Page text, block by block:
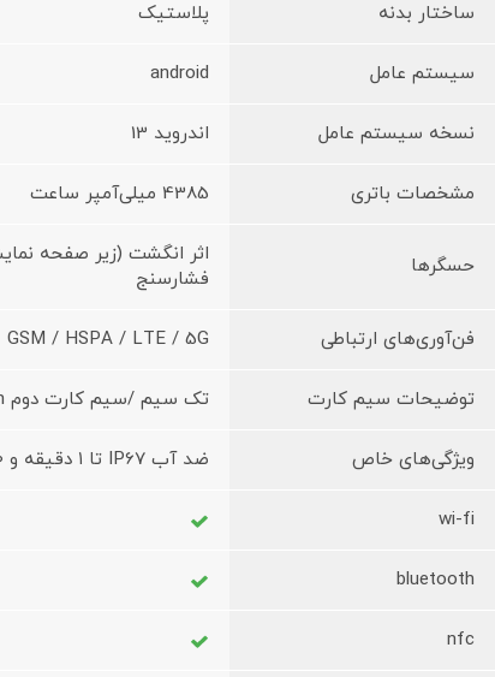
ساختار بدنه پلاستیک
سیستم عامل android
نسخه سیستم عامل اندروید 13
مشخصات باتری 4385 میلی‌آمپر ساعت
حسگرها
فشارسنج
فن‌آوری‌های ارتباطی GSM / HSPA / LTE / 5G
توضیحات سیم کارت تک سیم /سیم کارت دوم Esim
ویژگی‌های خاص ضد آب IP67 تا ۱ دقیقه و ۳۰ ثانیه
wi-fi
bluetooth
nfc